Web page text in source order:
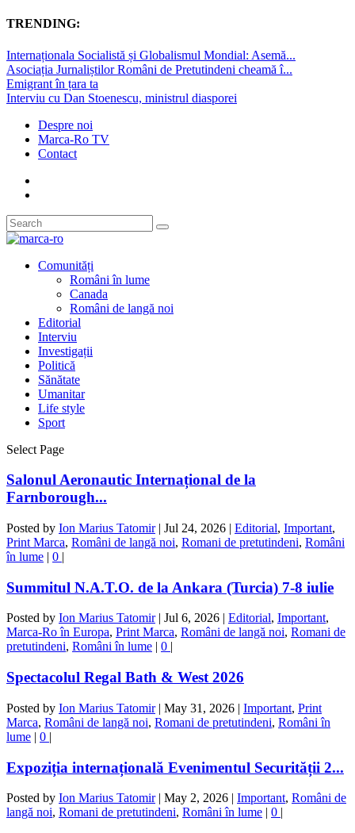
TRENDING:
Internaționala Socialistă și Globalismul Mondial: Asemă...
Asociația Jurnaliștilor Români de Pretutindeni cheamă î...
Emigrant în țara ta
Interviu cu Dan Stoenescu, ministrul diasporei
Despre noi
Marca-Ro TV
Contact
Comunități
Români în lume
Canada
Români de langă noi
Editorial
Interviu
Investigații
Politică
Sănătate
Umanitar
Life style
Sport
Select Page
Salonul Aeronautic Internațional de la
Farnborough...
Posted by Ion Marius Tatomir| Jul 24, 2026 | Editorial, Important,
Print Marca, Români de langă noi, Romani de pretutindeni, Români
în lume | 0 |
Summitul N.A.T.O. de la Ankara (Turcia) 7-8 iulie
Posted by Ion Marius Tatomir| Jul 6, 2026 | Editorial, Important,
Marca-Ro în Europa, Print Marca, Români de langă noi, Romani de
pretutindeni, Români în lume | 0 |
Spectacolul Regal Bath & West 2026
Posted by Ion Marius Tatomir| May 31, 2026 | Important, Print
Marca, Români de langă noi, Romani de pretutindeni, Români în
lume | 0 |
Expoziția internațională Evenimentul Securității 2...
Posted by Ion Marius Tatomir| May 2, 2026 | Important, Români de
langă noi, Romani de pretutindeni, Români în lume | 0 |